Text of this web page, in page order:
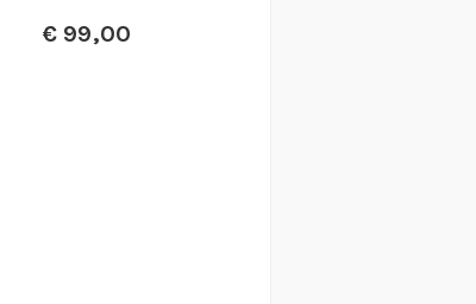
€ 99,00